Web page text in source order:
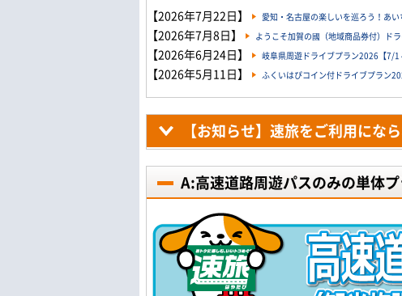
【2026年7月22日】 愛知・名古屋の楽しいを巡ろう！あ
【2026年7月8日】 ようこそ加賀の國（地域商品券付）ド
【2026年6月24日】 岐阜県周遊ドライブプラン2026【7/1
【2026年5月11日】 ふくいはぴコイン付ドライブプラン
【お知らせ】速旅をご利用にな
A:高速道路周遊パスのみの単体